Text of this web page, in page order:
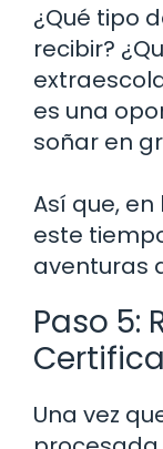
¿Qué tipo
recibir?
es una
soñar en
Así que,
este
aventuras
Paso 5:
Una vez